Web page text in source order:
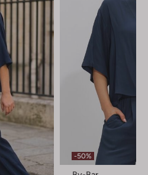
-50%